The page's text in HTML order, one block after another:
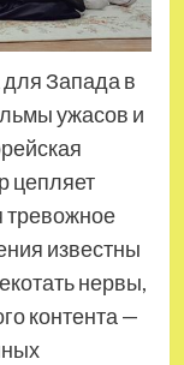
для Запада в
ужасов и
цепляет
тревожное
известны
нервы,
контента —